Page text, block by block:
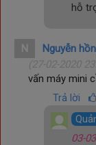
hỗ
N
Nguyễn
(27-02-2020
vấn máy mini
Trả lời
03-